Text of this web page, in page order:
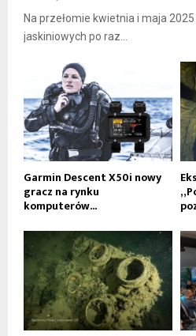
Na przełomie kwietnia i maja
jaskiniowych po raz...
Garmin Descent X50i nowy
gracz na rynku
komputerów...